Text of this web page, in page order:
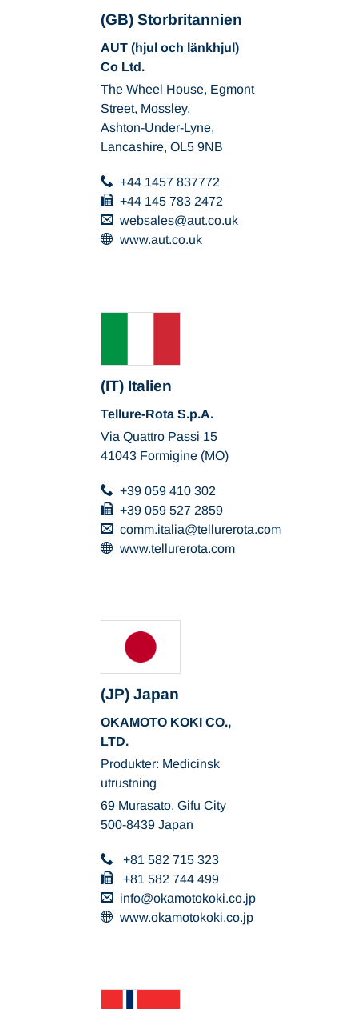
(GB) Storbritannien
AUT (hjul och länkhjul)
Co Ltd.
The Wheel House, Egmont
Street, Mossley,
Ashton-Under-Lyne,
Lancashire, OL5 9NB
+44 1457 837772
+44 145 783 2472
websales
aut.co uk
www.aut.co.uk
(IT) Italien
Tellure-Rota S.p.A.
Via Quattro Passi 15
41043 Formigine (MO)
+39 059 410 302
+39 059 527 2859
comm.italia
tellurerota com
www.tellurerota.com
(JP) Japan
OKAMOTO KOKI CO.,
LTD.
Produkter: Medicinsk
utrustning
69 Murasato, Gifu City
500-8439 Japan
+81 582 715 323
+81 582 744 499
info
okamotokoki.co jp
www.okamotokoki.co.jp